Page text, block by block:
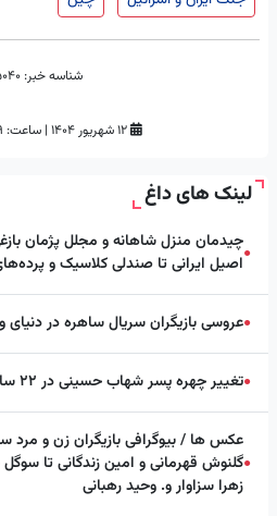
شناسه خبر: 35040
۱۲ شهریور ۱۴۰۴ | ساعت:
لینک های داغ
●چیدمان منزل شاهانه و مجلل پژمان
اصیل ایرانی تا صندلی کلاسیک و
●عروسی بازیگران سریال ساهره در دنیای
●تغییر چهره پسر شهاب حسینی در ۲۲ سالگی
●
عکس ها / بیوگرافی بازیگران زن و مرد
گلنوش قهرمانی و امین زندگانی تا
زهرا سزاوار و. وحید رهبانی